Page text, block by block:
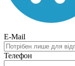
E-Mail
Телефон